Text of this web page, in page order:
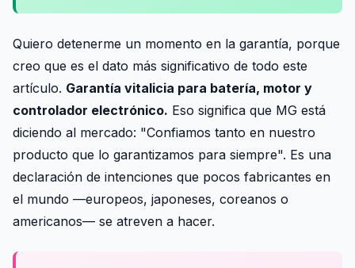
Quiero detenerme un momento en la garantía, porque
creo que es el dato más significativo de todo este
artículo. Garantía vitalicia para batería, motor y
controlador electrónico. Eso significa que MG está
diciendo al mercado: "Confiamos tanto en nuestro
producto que lo garantizamos para siempre". Es una
declaración de intenciones que pocos fabricantes en
el mundo —europeos, japoneses, coreanos o
americanos— se atreven a hacer.